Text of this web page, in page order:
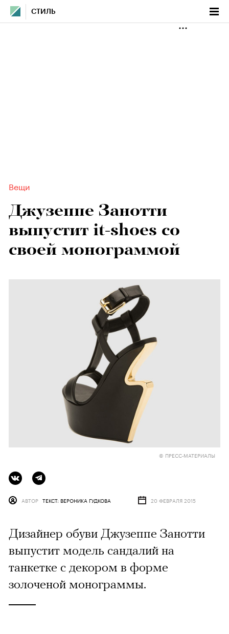
СТИЛЬ
Вещи
Джузеппе Занотти
выпустит it-shoes со
своей монограммой
© ПРЕСС-МАТЕРИАЛЫ
АВТОР ТЕКСТ: ВЕРОНИКА ГУДКОВА 20 ФЕВРАЛЯ 2015
Дизайнер обуви Джузеппе Занотти
выпустит модель сандалий на
танкетке с декором в форме
золоченой монограммы.